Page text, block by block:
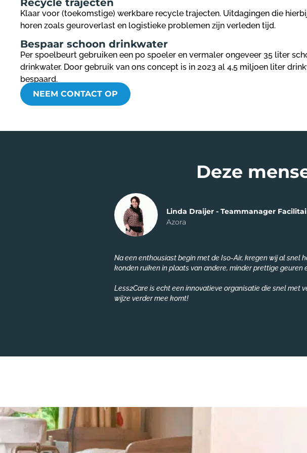
Klaar voor (toekomstige) werkbare recycle trajecten. Uitdagingen die
horen zoals geuroverlast en logistieke problemen zijn verleden tijd.
Bespaar schoon drinkwater ​
Per spoelbeurt gebruiken een po spoeler en vermaler ongeveer 35 liter
drinkwater. Door gebruik van ons concept is in 2023 al 4,5 miljoen liter
bespaard.
NEEM CONTACT OP
Deze
Na een enthousiast begin met de Iso-Air, kregen wij al
konden ruiken in plaats van andere, minder prettige
Less2Care is echt een innovatieve organisatie die snel
wijze verder mee komt!
Linda Draijer - Teammanager
Azora